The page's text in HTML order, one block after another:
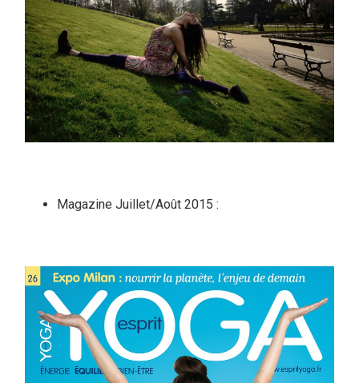
Magazine Juillet/Août 2015 :